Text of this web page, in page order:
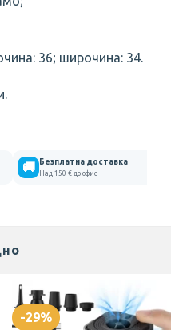
36; широчина: 34.
🚚 Безплатна доставка
Над 150 € до офис
СМ В ТРИ ЦВЯТА
-29%